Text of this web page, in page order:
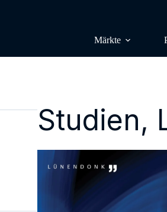
Märkte
Studien,